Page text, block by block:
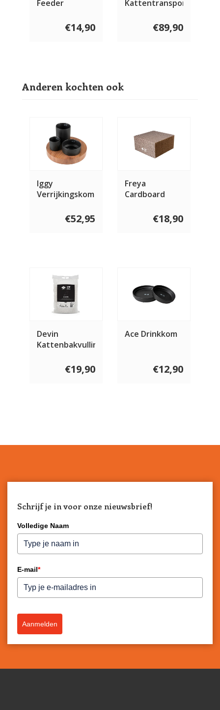
Feeder
€14,90
Kattentransporttas
€89,90
Anderen kochten ook
Iggy
Verrijkingskom
€52,95
Freya
Cardboard
€18,90
Devin
Kattenbakvulling
€19,90
Ace Drinkkom
€12,90
Schrijf je in voor onze nieuwsbrief!
Volledige Naam
E-mail*
Aanmelden